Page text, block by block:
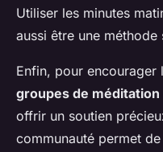
Utiliser les minutes
aussi être une
Enfin, pour encourager
groupes de méditation
offrir un soutien
communauté permet